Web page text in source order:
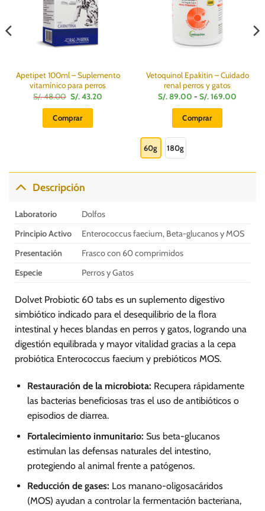
Apetipet 100ml – Suplemento
vitamínico para perros
S/.48.00 El
precio
original
era:
S/.
S/.43.20El
Comprar
Vetoquinol Epakitin – Cuidado
renal perros y gatos
S/.89.00 - S/.169.00
Comprar
múltiples
pueden
producto
60g 180g
Descripción
Laboratorio
Dolfos
Principio Activo
Enterococcus faecium, Beta-glucanos y MOS
Presentación
Frasco con 60 comprimidos
Especie
Perros y Gatos
Dolvet Probiotic 60 tabs es un suplemento digestivo
simbiótico indicado para el desequilibrio de la flora
intestinal y heces blandas en perros y gatos, logrando una
digestión equilibrada y mayor vitalidad gracias a la cepa
probiótica Enterococcus faecium y prebióticos MOS.
Restauración de la microbiota: Recupera rápidamente
las bacterias beneficiosas tras el uso de antibióticos o
episodios de diarrea.
Fortalecimiento inmunitario: Sus beta-glucanos
estimulan las defensas naturales del intestino,
protegiendo al animal frente a patógenos.
Reducción de gases: Los manano-oligosacáridos
(MOS) ayudan a controlar la fermentación bacteriana,